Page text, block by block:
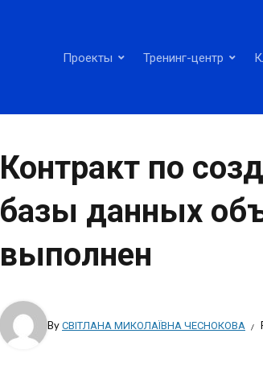
Проекты Тренинг-центр
Контракт по
базы данных
выполнен
ByСВІТЛАНА МИКОЛАЇВНА ЧЕСНОКОВА